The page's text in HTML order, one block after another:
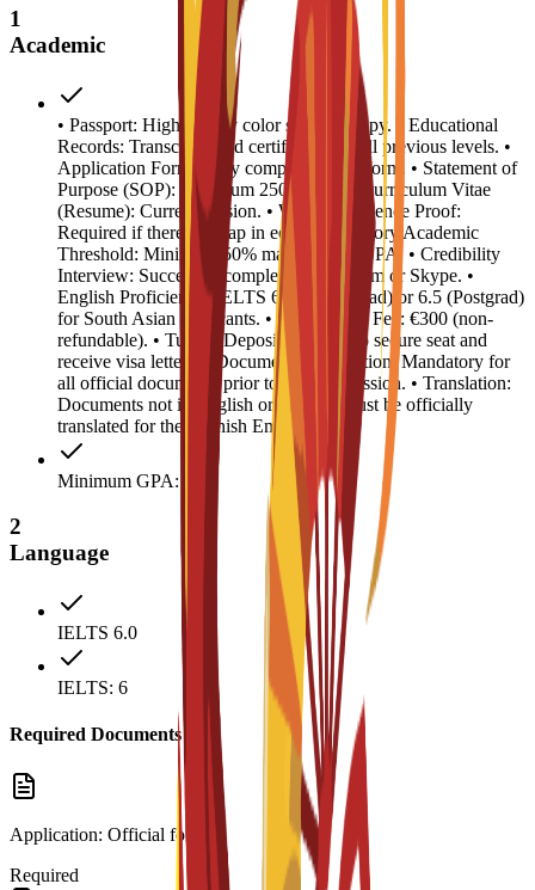
1
Academic
• Passport: High-quality color scanned copy. • Educational
Records: Transcripts and certificates for all previous levels. •
Application Form: Fully completed C3S form. • Statement of
Purpose (SOP): Minimum 250 words. • Curriculum Vitae
(Resume): Current version. • Work Experience Proof:
Required if there is a gap in education history.Academic
Threshold: Minimum 50% marks or 2.5 GPA. • Credibility
Interview: Successful completion via Zoom or Skype. •
English Proficiency: IELTS 6.0 (Undergrad) or 6.5 (Postgrad)
for South Asian applicants. • Registration Fee: €300 (non-
refundable). • Tuition Deposit: €4,500 (to secure seat and
receive visa letter). • Document Legalization: Mandatory for
all official documents prior to visa submission. • Translation:
Documents not in English or Spanish must be officially
translated for the Spanish Embassy.
Minimum GPA: 2.5
2
Language
IELTS 6.0
IELTS: 6
Required Documents
Application: Official form.
Required